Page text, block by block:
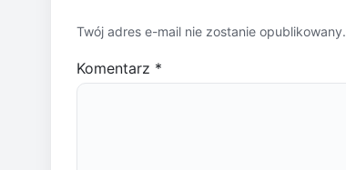
Twój adres e-mail nie zostanie opublikowany.
Komentarz *